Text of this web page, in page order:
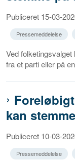
Publiceret 15-03-
Pressemeddelelse
Ved
fra et parti eller på
kan
Publiceret 10-03-
Pressemeddelelse